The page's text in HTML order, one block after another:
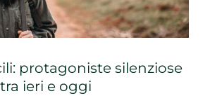
Scozia
protagoniste silenziose
ieri e oggi